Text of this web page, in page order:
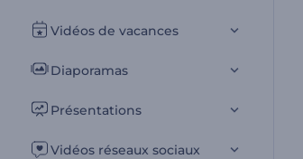
Vidéos de vacances
Diaporamas
Présentations
Vidéos réseaux sociaux